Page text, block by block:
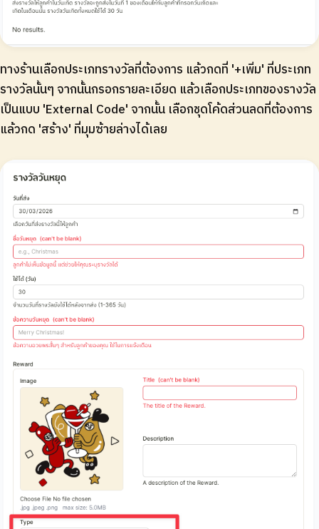
ทางร้านเลือกประเภทรางวัลที่ต้องการ แล้วกดที่ '+เพิ่ม' ที่ประเภท
รางวัลนั้นๆ จากนั้นกรอกรายละเอียด แล้วเลือกประเภทของรางวัล
เป็นแบบ 'External Code' จากนั้น เลือกชุดโค้ดส่วนลดที่ต้องการ
แล้วกด 'สร้าง' ที่มุมซ้ายล่างได้เลย